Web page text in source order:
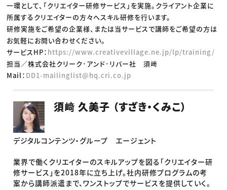
一環として、「クリエイター研修サービス」を実施。クライアント企業に
所属するクリエイターの方々へスキル研修を行います。
研修実施をご希望の企業様、または当サービスで講師をご希望の方は
お気軽にお問い合わせください。
サービスHP： https://www.creativevillage.ne.jp/lp/training/
担当／株式会社クリーク･アンド･リバー社 須﨑
Mail： DD1-mailinglist@hq.cri.co.jp
須﨑 久美子 （すざき・くみこ）
デジタルコンテンツ・グループ エージェント
業界で働くクリエイターのスキルアップを図る「クリエイター研
修サービス」を2018年に立ち上げ。社内研修プログラムの考
案から講師派遣まで、ワンストップでサービスを提供していく。